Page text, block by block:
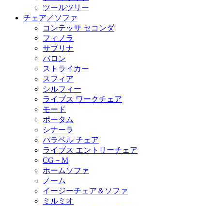
ツールツリー
チェア／ソファ
コンテッサ セコンダ
フィノラ
サブリナ
バロン
ストライカー
スフィア
シルフィー
ライブス ワークチェア
モード
ポータム
シナーラ
パラベル チェア
ライブス エントリーチェア
CG－M
ホームソファ
ノーム
イージーチェア＆ソファ
ミルミオ